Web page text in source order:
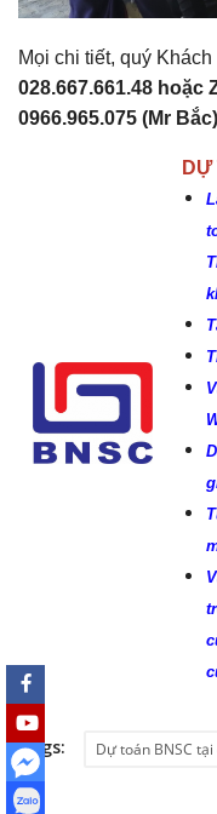
Mọi chi tiết, quý
028.667.661.48 hoặc
0966.965.075 (Mr
Tags: Dự toán BNSC